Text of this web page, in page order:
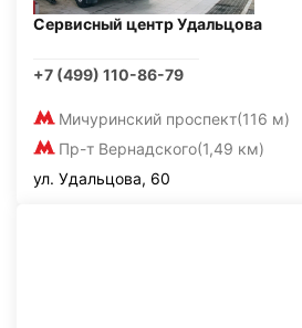
Сервисный центр Удальцова
+7 (499) 110-86-79
Мичуринский проспект(116 м)
Пр-т Вернадского(1,49 км)
ул. Удальцова, 60